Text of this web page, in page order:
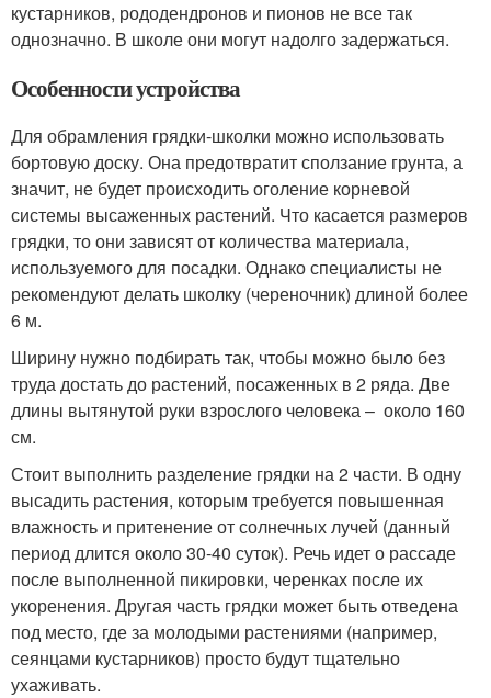
кустарников, рододендронов и пионов не все так
однозначно. В школе они могут надолго задержаться.
Особенности устройства
Для обрамления грядки-школки можно использовать
бортовую доску. Она предотвратит сползание грунта, а
значит, не будет происходить оголение корневой
системы высаженных растений. Что касается размеров
грядки, то они зависят от количества материала,
используемого для посадки. Однако специалисты не
рекомендуют делать школку (череночник) длиной более
6 м.
Ширину нужно подбирать так, чтобы можно было без
труда достать до растений, посаженных в 2 ряда. Две
длины вытянутой руки взрослого человека – около 160
см.
Стоит выполнить разделение грядки на 2 части. В одну
высадить растения, которым требуется повышенная
влажность и притенение от солнечных лучей (данный
период длится около 30-40 суток). Речь идет о рассаде
после выполненной пикировки, черенках после их
укоренения. Другая часть грядки может быть отведена
под место, где за молодыми растениями (например,
сеянцами кустарников) просто будут тщательно
ухаживать.